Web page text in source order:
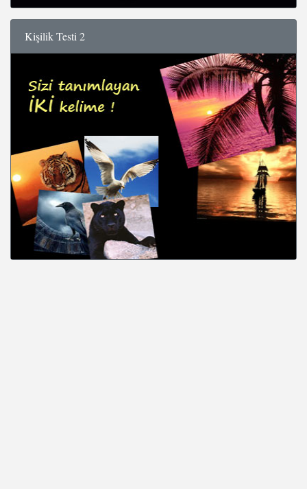
Kişilik Testi 2